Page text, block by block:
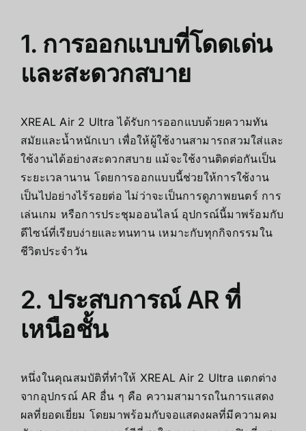
1. การออกแบบที่โดดเด่น
และสะดวกสบาย
XREAL Air 2 Ultra ได้รับการออกแบบด้วยความทัน
สมัยและน้ำหนักเบา เพื่อให้ผู้ใช้งานสามารถสวมใส่และ
ใช้งานได้อย่างสะดวกสบาย แม้จะใช้งานติดต่อกันเป็น
ระยะเวลานาน โดยการออกแบบนี้ช่วยให้การใช้งาน
เป็นไปอย่างไร้รอยต่อ ไม่ว่าจะเป็นการดูภาพยนตร์ การ
เล่นเกม หรือการประชุมออนไลน์ อุปกรณ์นี้มาพร้อมกับ
ดีไซน์ที่เรียบง่ายและทนทาน เหมาะกับทุกกิจกรรมใน
ชีวิตประจำวัน
2. ประสบการณ์ AR ที่
เหนือชั้น
หนึ่งในคุณสมบัติที่ทำให้ XREAL Air 2 Ultra แตกต่าง
จากอุปกรณ์ AR อื่น ๆ คือ ความสามารถในการแสดง
ผลที่ยอดเยี่ยม โดยมาพร้อมกับจอแสดงผลที่มีความคม